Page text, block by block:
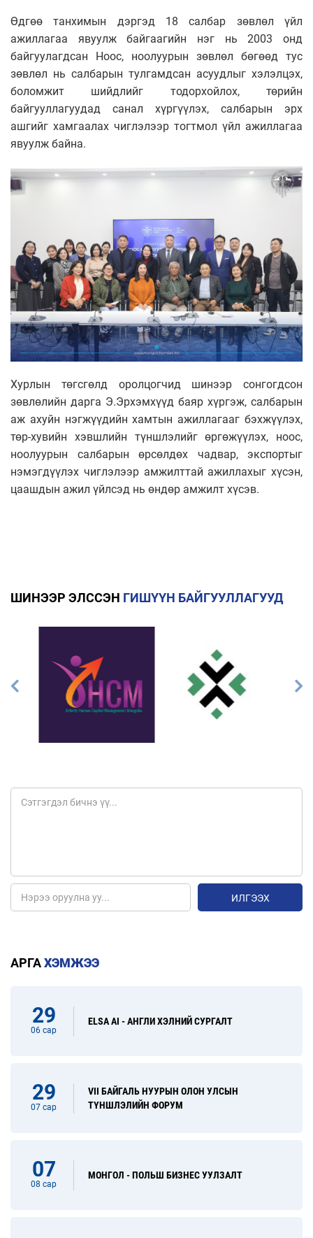
Өдгөө танхимын дэргэд 18 салбар зөвлөл үйл
ажиллагаа явуулж байгаагийн нэг нь 2003 онд
байгуулагдсан Ноос, ноолуурын зөвлөл бөгөөд тус
зөвлөл нь салбарын тулгамдсан асуудлыг хэлэлцэх,
боломжит шийдлийг тодорхойлох, төрийн
байгууллагуудад санал хүргүүлэх, салбарын эрх
ашгийг хамгаалах чиглэлээр тогтмол үйл ажиллагаа
явуулж байна.
Хурлын төгсгөлд оролцогчид шинээр сонгогдсон
зөвлөлийн дарга Э.Эрхэмхүүд баяр хүргэж, салбарын
аж ахуйн нэгжүүдийн хамтын ажиллагааг бэхжүүлэх,
төр-хувийн хэвшлийн түншлэлийг өргөжүүлэх, ноос,
ноолуурын салбарын өрсөлдөх чадвар, экспортыг
нэмэгдүүлэх чиглэлээр амжилттай ажиллахыг хүсэн,
цаашдын ажил үйлсэд нь өндөр амжилт хүсэв.
ШИНЭЭР ЭЛССЭН ГИШҮҮН БАЙГУУЛЛАГУУД
ИЛГЭЭХ
АРГАХЭМЖЭЭ
29
06 сар
ELSA AI - АНГЛИ ХЭЛНИЙ СУРГАЛТ
29
07 сар
VII БАЙГАЛЬ НУУРЫН ОЛОН УЛСЫН
ТҮНШЛЭЛИЙН ФОРУМ
07
08 сар
МОНГОЛ - ПОЛЬШ БИЗНЕС УУЛЗАЛТ